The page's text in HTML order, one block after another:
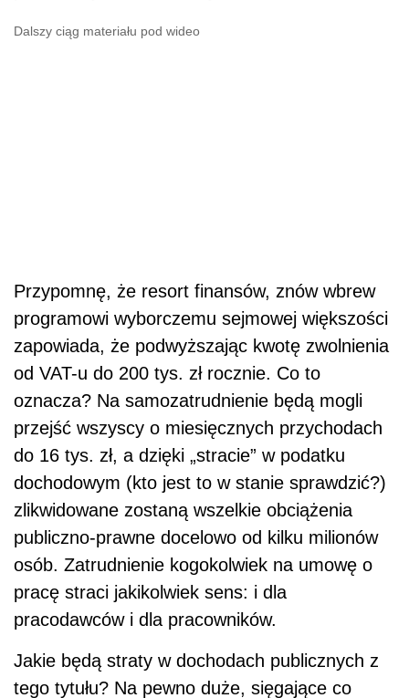
Dalszy ciąg materiału pod wideo
Przypomnę, że resort finansów, znów wbrew
programowi wyborczemu sejmowej większości
zapowiada, że podwyższając kwotę zwolnienia
od VAT-u do 200 tys. zł rocznie. Co to
oznacza? Na samozatrudnienie będą mogli
przejść wszyscy o miesięcznych przychodach
do 16 tys. zł, a dzięki „stracie” w podatku
dochodowym (kto jest to w stanie sprawdzić?)
zlikwidowane zostaną wszelkie obciążenia
publiczno-prawne docelowo od kilku milionów
osób. Zatrudnienie kogokolwiek na umowę o
pracę straci jakikolwiek sens: i dla
pracodawców i dla pracowników.
Jakie będą straty w dochodach publicznych z
tego tytułu? Na pewno duże, sięgające co